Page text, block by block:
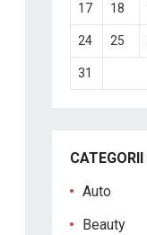
17 18
24 25
31
CATEGORII
Auto
Beauty